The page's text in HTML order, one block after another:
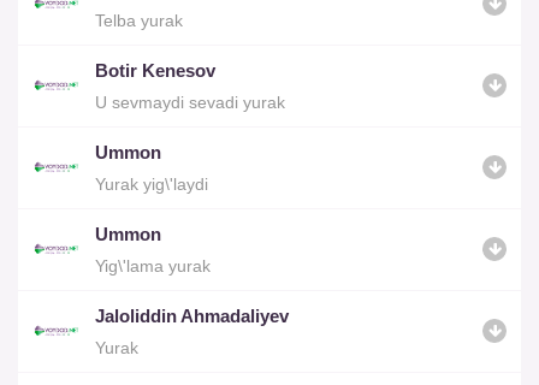
Telba yurak
Botir Kenesov
U sevmaydi sevadi yurak
Ummon
Yurak yig\'laydi
Ummon
Yig\'lama yurak
Jaloliddin Ahmadaliyev
Yurak